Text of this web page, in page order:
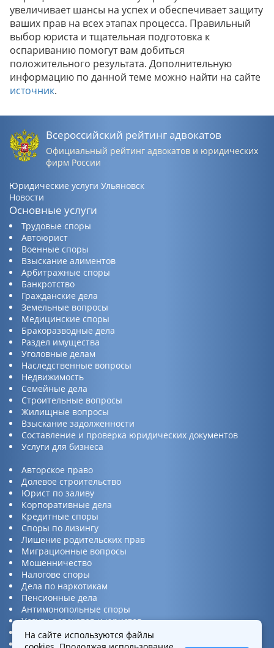
увеличивает шансы на успех и обеспечивает защиту
ваших прав на всех этапах процесса. Правильный
выбор юриста и тщательная подготовка к
оспариванию помогут вам добиться
положительного результата. Дополнительную
информацию по данной теме можно найти на сайте
источник.
Всероссийский рейтинг адвокатов
Официальный рейтинг адвокатов и юридических
фирм России
Юридические услуги Ульяновск
Новости
Основные услуги
Трудовые споры
Автоюрист
Военные споры
Взыскание алиментов
Арбитражные споры
Банкротство
Гражданские дела
Земельные вопросы
Медицинские споры
Бракоразводные дела
Раздел имущества
Уголовные делам
Наследственные вопросы
Недвижимость
Семейные дела
Строительные вопросы
Жилищные вопросы
Взыскание задолженности
Составление и проверка юридических документов
Услуги для бизнеса
Авторское право
Долевое строительство
Юрист по заливу
Корпоративные дела
Кредитные споры
Споры по лизингу
Лишение родительских прав
Миграционные вопросы
Мошенничество
Налогове споры
Дела по наркотикам
Пенсионные дела
Антимонопольные споры
Услуги адвокатов и юристов
Юридическая консультация
Споры по ДТП
На сайте используются файлы